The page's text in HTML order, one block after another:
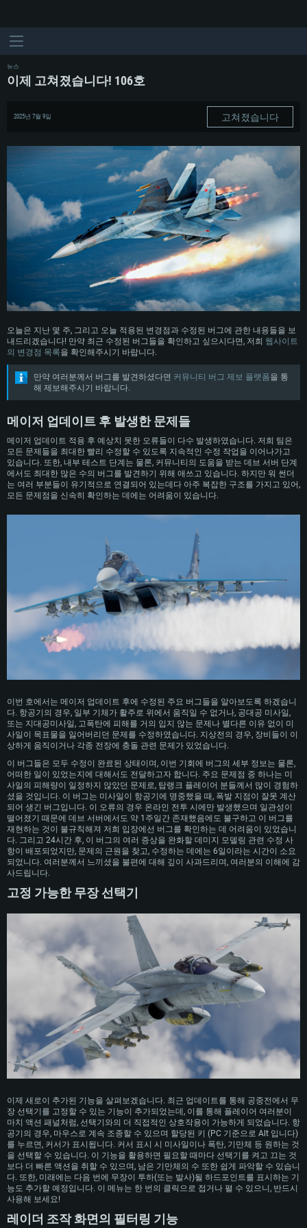
뉴스
이제 고쳐졌습니다! 106호
2025년 7월 9일 고쳐졌습니다
오늘은 지난 몇 주, 그리고 오늘 적용된 변경점과 수정된 버그에 관한 내용들을 보
내드리겠습니다! 만약 최근 수정된 버그들을 확인하고 싶으시다면, 저희 웹사이트
의 변경점 목록을 확인해주시기 바랍니다.
만약 여러분께서 버그를 발견하셨다면 커뮤니티 버그 제보 플랫폼을 통
해 제보해주시기 바랍니다.
메이저 업데이트 후 발생한 문제들
메이저 업데이트 적용 후 예상치 못한 오류들이 다수 발생하였습니다. 저희 팀은
모든 문제들을 최대한 빨리 수정할 수 있도록 지속적인 수정 작업을 이어나가고
있습니다. 또한, 내부 테스트 단계는 물론, 커뮤니티의 도움을 받는 데브 서버 단계
에서도 최대한 많은 수의 버그를 발견하기 위해 애쓰고 있습니다. 하지만 워 썬더
는 여러 부분들이 유기적으로 연결되어 있는데다 아주 복잡한 구조를 가지고 있어,
모든 문제점을 신속히 확인하는 데에는 어려움이 있습니다.
이번 호에서는 메이저 업데이트 후에 수정된 주요 버그들을 알아보도록 하겠습니
다. 항공기의 경우, 일부 기체가 활주로 위에서 움직일 수 없거나, 공대공 미사일,
또는 지대공미사일, 고폭탄에 피해를 거의 입지 않는 문제나 별다른 이유 없이 미
사일이 목표물을 잃어버리던 문제를 수정하였습니다. 지상전의 경우, 장비들이 이
상하게 움직이거나 각종 전장에 충돌 관련 문제가 있었습니다.
이 버그들은 모두 수정이 완료된 상태이며, 이번 기회에 버그의 세부 정보는 물론,
어떠한 일이 있었는지에 대해서도 전달하고자 합니다. 주요 문제점 중 하나는 미
사일의 피해량이 일정하지 않았던 문제로, 탑랭크 플레이어 분들께서 많이 경험하
셨을 것입니다. 이 버그는 미사일이 항공기에 명중했을 때, 폭발 지점이 잘못 계산
되어 생긴 버그입니다. 이 오류의 경우 온라인 전투 시에만 발생했으며 일관성이
떨어졌기 때문에 데브 서버에서도 약 1주일간 존재했음에도 불구하고 이 버그를
재현하는 것이 불규칙해져 저희 입장에선 버그를 확인하는 데 어려움이 있었습니
다. 그리고 24시간 후, 이 버그의 여러 증상을 완화할 데미지 모델링 관련 수정 사
항이 배포되었지만, 문제의 근원을 찾고, 수정하는 데에는 6일이라는 시간이 소요
되었니다. 여러분께서 느끼셨을 불편에 대해 깊이 사과드리며, 여러분의 이해에 감
사드립니다.
고정 가능한 무장 선택기
이제 새로이 추가된 기능을 살펴보겠습니다. 최근 업데이트를 통해 공중전에서 무
장 선택기를 고정할 수 있는 기능이 추가되었는데, 이를 통해 플레이어 여러분이
마치 액션 패널처럼, 선택기와의 더 직접적인 상호작용이 가능하게 되었습니다. 항
공기의 경우, 마우스로 계속 조종할 수 있으며 할당된 키 (PC 기준으로 Alt 입니다)
를 누르면, 커서가 표시됩니다. 커서 표시 시 미사일이나 폭탄, 기만체 등 원하는 것
을 선택할 수 있습니다. 이 기능을 활용하면 필요할 때마다 선택기를 켜고 끄는 것
보다 더 빠른 액션을 취할 수 있으며, 남은 기만체의 수 또한 쉽게 파악할 수 있습니
다. 또한, 미래에는 다음 번에 무장이 투하(또는 발사)될 하드포인트를 표시하는 기
능도 추가할 예정입니다. 이 메뉴는 한 번의 클릭으로 접거나 펼 수 있으니, 반드시
사용해 보세요!
레이더 조작 화면의 필터링 기능